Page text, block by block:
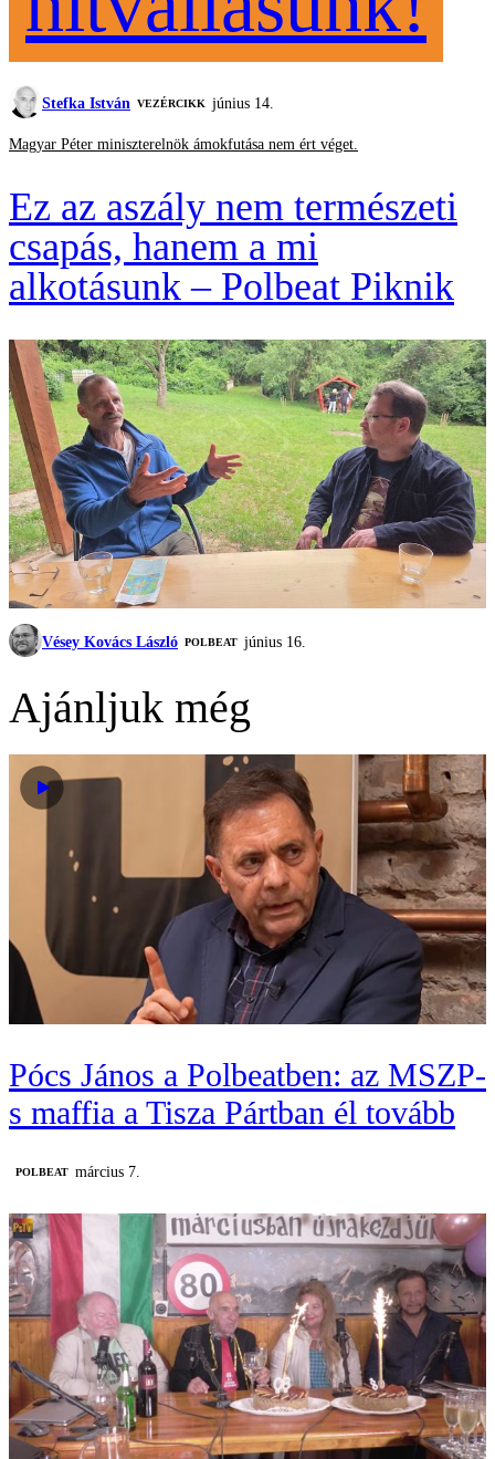
Stefka István VEZÉRCIKK június 14.
Magyar Péter miniszterelnök ámokfutása nem ért véget.
Ez az aszály nem természeti
csapás, hanem a mi
alkotásunk – Polbeat Piknik
Vésey Kovács László ‎POLBEAT június 16.
Ajánljuk még
Pócs János a Polbeatben: az MSZP-
s maffia a Tisza Pártban él tovább
‎POLBEAT március 7.